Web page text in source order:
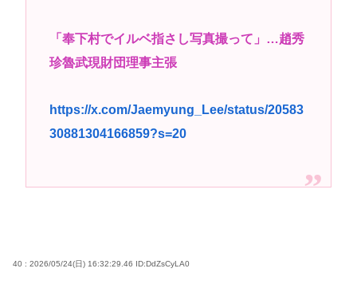
「奉下村でイルベ指さし写真撮って」…趙秀
珍魯武現財団理事主張
https://x.com/Jaemyung_Lee/status/20583
30881304166859?s=20
40 : 2026/05/24(日) 16:32:29.46 ID:DdZsCyLA0